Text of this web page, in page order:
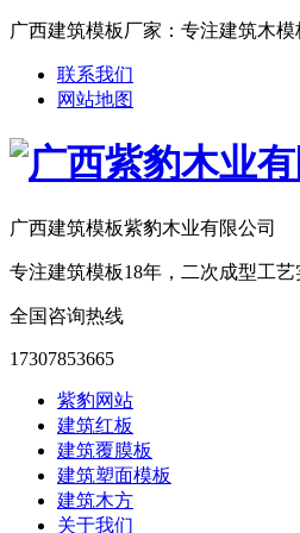
广西建筑模板厂家：专注建筑木模
联系我们
网站地图
广西建筑模板紫豹木业有限公司
专注建筑模板18年，二次成型工
全国咨询热线
17307853665
紫豹网站
建筑红板
建筑覆膜板
建筑塑面模板
建筑木方
关于我们